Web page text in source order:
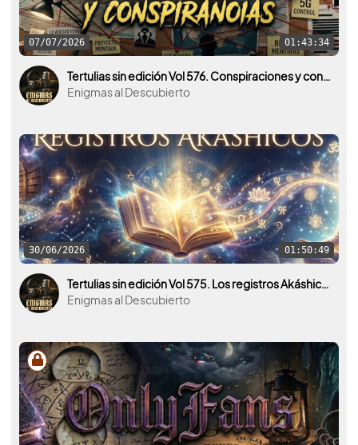
07/07/2026 01:43:34
Tertulias sin edición Vol 576. Conspiraciones y conspiranoias ¿Realidad o ficción?
Enigmas al Descubierto
30/06/2026 01:50:49
Tertulias sin edición Vol 575. Los registros Akáshicos y la mente humana.
Enigmas al Descubierto